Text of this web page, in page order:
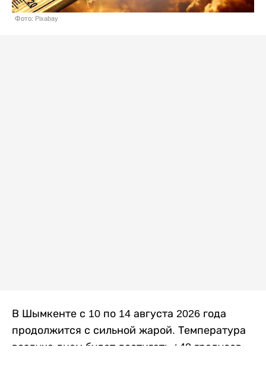
Фото: Pixabay
В Шымкенте с 10 по 14 августа 2026 года
продолжится с сильной жарой. Температура
воздуха днем будет достигать +40 градусов,